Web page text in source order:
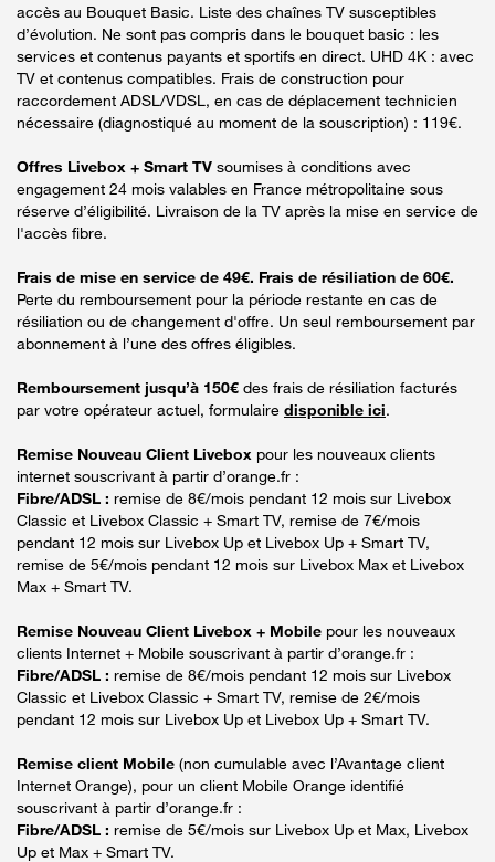
accès au Bouquet Basic. Liste des chaînes TV susceptibles
d’évolution. Ne sont pas compris dans le bouquet basic : les
services et contenus payants et sportifs en direct. UHD 4K : avec
TV et contenus compatibles. Frais de construction pour
raccordement ADSL/VDSL, en cas de déplacement technicien
nécessaire (diagnostiqué au moment de la souscription) : 119€.
Offres Livebox + Smart TV soumises à conditions avec
engagement 24 mois valables en France métropolitaine sous
réserve d’éligibilité. Livraison de la TV après la mise en service de
l'accès fibre.
Frais de mise en service de 49€. Frais de résiliation de 60€.
Perte du remboursement pour la période restante en cas de
résiliation ou de changement d'offre. Un seul remboursement par
abonnement à l’une des offres éligibles.
Remboursement jusqu’à 150€ des frais de résiliation facturés
par votre opérateur actuel, formulaire disponible ici.
Remise Nouveau Client Livebox pour les nouveaux clients
internet souscrivant à partir d’orange.fr :
Fibre/ADSL : remise de 8€/mois pendant 12 mois sur Livebox
Classic et Livebox Classic + Smart TV, remise de 7€/mois
pendant 12 mois sur Livebox Up et Livebox Up + Smart TV,
remise de 5€/mois pendant 12 mois sur Livebox Max et Livebox
Max + Smart TV.
Remise Nouveau Client Livebox + Mobile pour les nouveaux
clients Internet + Mobile souscrivant à partir d’orange.fr :
Fibre/ADSL : remise de 8€/mois pendant 12 mois sur Livebox
Classic et Livebox Classic + Smart TV, remise de 2€/mois
pendant 12 mois sur Livebox Up et Livebox Up + Smart TV.
Remise client Mobile (non cumulable avec l’Avantage client
Internet Orange), pour un client Mobile Orange identifié
souscrivant à partir d’orange.fr :
Fibre/ADSL : remise de 5€/mois sur Livebox Up et Max, Livebox
Up et Max + Smart TV.